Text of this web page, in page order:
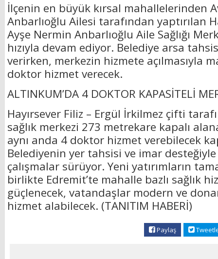
İlçenin en büyük kırsal mahallelerinden
Anbarlıoğlu Ailesi tarafından yaptırılan
Ayşe Nermin Anbarlıoğlu Aile Sağlığı
hızıyla devam ediyor. Belediye arsa
verirken, merkezin hizmete açılmasıyla
doktor hizmet verecek.
ALTINKUM’DA 4 DOKTOR KAPASİTELİ
Hayırsever Filiz – Ergül İrkilmez çifti
sağlık merkezi 273 metrekare kapalı
aynı anda 4 doktor hizmet verebilecek
Belediyenin yer tahsisi ve imar
çalışmalar sürüyor. Yeni yatırımların
birlikte Edremit’te mahalle bazlı sağlık
güçlenecek, vatandaşlar modern ve
hizmet alabilecek. (TANITIM HABERİ)
Paylaş